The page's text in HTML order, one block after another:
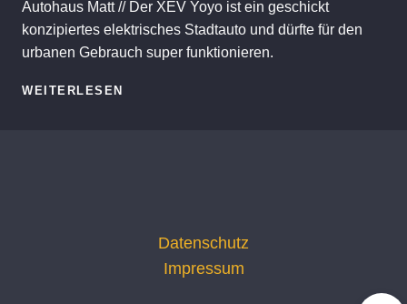
Autohaus Matt // Der XEV Yoyo ist ein geschickt
konzipiertes elektrisches Stadtauto und dürfte für den
urbanen Gebrauch super funktionieren.
WEITERLESEN
Datenschutz
Impressum